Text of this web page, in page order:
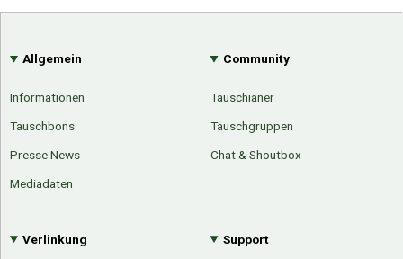
Allgemein
Informationen
Tauschbons
Presse News
Mediadaten
Community
Tauschianer
Tauschgruppen
Chat & Shoutbox
Verlinkung Support